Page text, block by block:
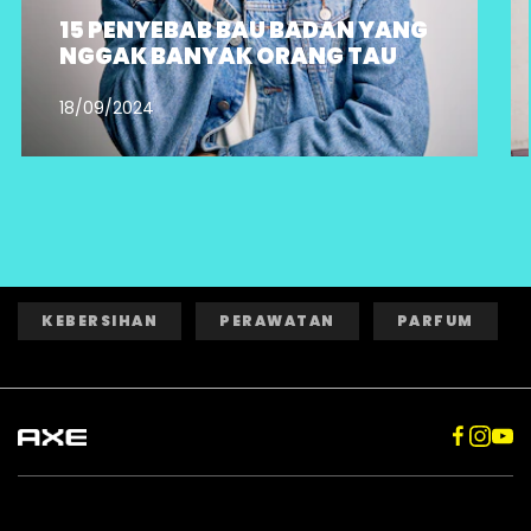
15 PENYEBAB BAU BADAN YANG
NGGAK BANYAK ORANG TAU
18/09/2024
KEBERSIHAN PERAWATAN PARFUM